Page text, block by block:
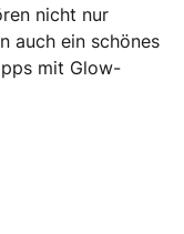
nicht nur
auch ein schönes
mit Glow-